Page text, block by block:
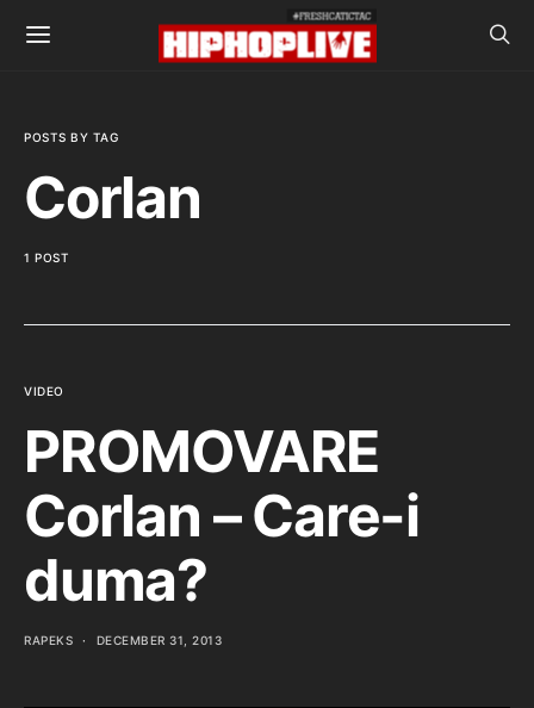
POSTS BY TAG
Corlan
1 POST
VIDEO
PROMOVARE
Corlan – Care-i
duma?
RAPEKS DECEMBER 31, 2013